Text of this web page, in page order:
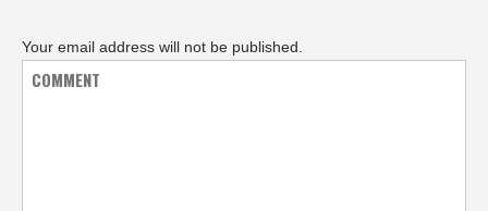
Your email address will not be published.